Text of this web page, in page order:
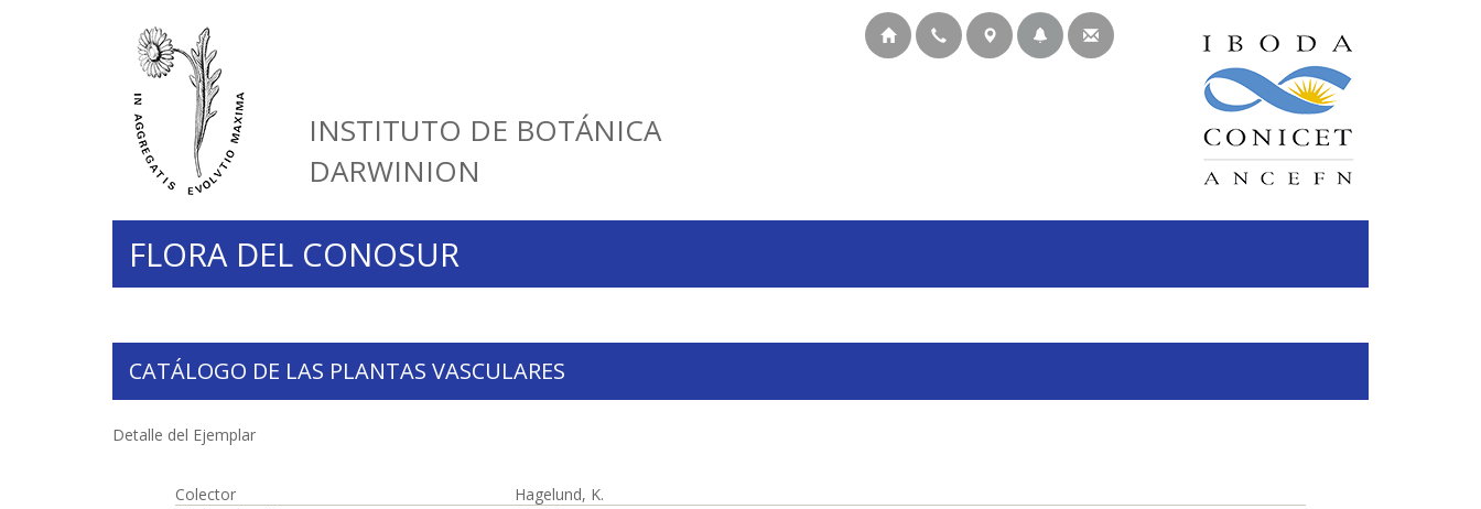
INSTITUTO DE BOTÁNICA
DARWINION
FLORA DEL CONOSUR
CATÁLOGO DE LAS PLANTAS VASCULARES
Detalle del Ejemplar
Colector
Hagelund, K.